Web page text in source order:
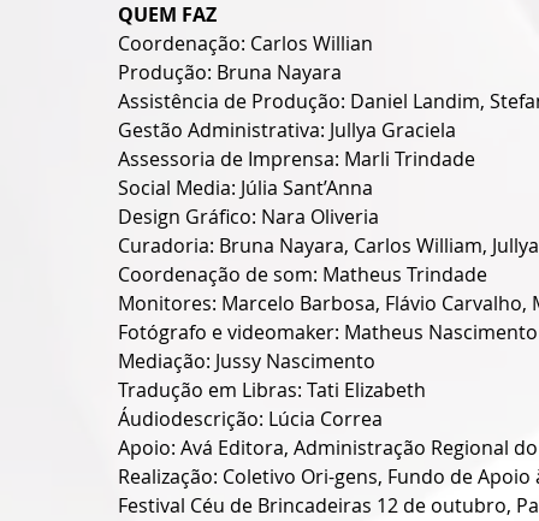
QUEM FAZ
Coordenação: Carlos Willian
Produção: Bruna Nayara
Assistência de Produção: Daniel Landim,
Gestão Administrativa: Jullya Graciela
Assessoria de Imprensa: Marli Trindade
Social Media: Júlia Sant’Anna
Design Gráfico: Nara Oliveria
Curadoria: Bruna Nayara, Carlos William,
Coordenação de som: Matheus Trindade
Monitores: Marcelo Barbosa, Flávio Carvalho,
Fotógrafo e videomaker: Matheus Nascimento
Mediação: Jussy Nascimento
Tradução em Libras: Tati Elizabeth
Áudiodescrição: Lúcia Correa
Apoio: Avá Editora, Administração Regional
Realização: Coletivo Ori-gens, Fundo de Apoio
Festival Céu de Brincadeiras 12 de outubro,